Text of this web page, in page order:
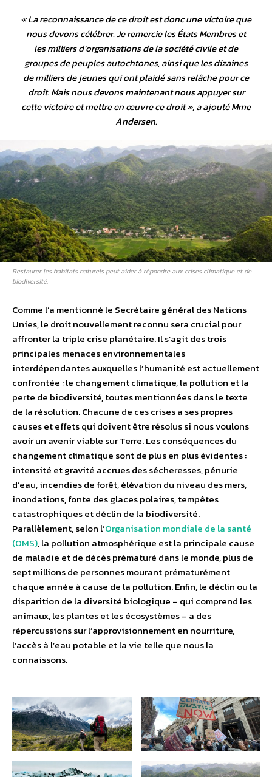
«La reconnaissance de ce droit est donc une victoire que
nous devons célébrer. Je remercie les États Membres et
les milliers d’organisations de la société civile et de
groupes de peuples autochtones, ainsi que les dizaines
de milliers de jeunes qui ont plaidé sans relâche pour ce
droit. Mais nous devons maintenant nous appuyer sur
cette victoire et mettre en œuvre ce droit», a ajouté Mme
Andersen.
Restaurer les habitats naturels peut aider à répondre aux crises climatique et de
biodiversité.
Comme l’a mentionné le Secrétaire général des Nations
Unies, le droit nouvellement reconnu sera crucial pour
affronter la triple crise planétaire. Il s’agit des trois
principales menaces environnementales
interdépendantes auxquelles l’humanité est actuellement
confrontée : le changement climatique, la pollution et la
perte de biodiversité, toutes mentionnées dans le texte
de la résolution. Chacune de ces crises a ses propres
causes et effets qui doivent être résolus si nous voulons
avoir un avenir viable sur Terre. Les conséquences du
changement climatique sont de plus en plus évidentes :
intensité et gravité accrues des sécheresses, pénurie
d’eau, incendies de forêt, élévation du niveau des mers,
inondations, fonte des glaces polaires, tempêtes
catastrophiques et déclin de la biodiversité.
Parallèlement, selon l’Organisation mondiale de la santé
(OMS), la pollution atmosphérique est la principale cause
de maladie et de décès prématuré dans le monde, plus de
sept millions de personnes mourant prématurément
chaque année à cause de la pollution. Enfin, le déclin ou la
disparition de la diversité biologique – qui comprend les
animaux, les plantes et les écosystèmes – a des
répercussions sur l’approvisionnement en nourriture,
l’accès à l’eau potable et la vie telle que nous la
connaissons.